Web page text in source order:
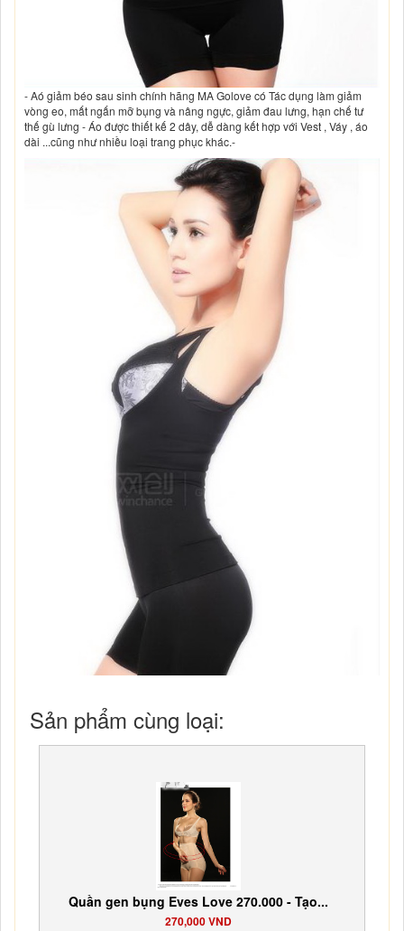
- Aó giảm béo sau sinh chính hãng MA Golove có Tác dụng làm giảm
vòng eo, mất ngấn mỡ bụng và nâng ngực, giảm đau lưng, hạn chế tư
thế gù lưng - Áo được thiết kế 2 dây, dễ dàng kết hợp với Vest , Váy , áo
dài ...cũng như nhiều loại trang phục khác.-
Sản phẩm cùng loại:
Quần gen bụng Eves Love 270.000 - Tạo...
270,000 VND